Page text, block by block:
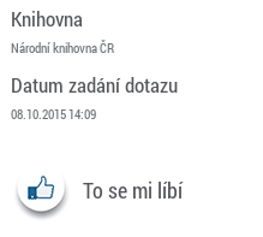
Knihovna
Národní knihovna ČR
Datum zadání dotazu
08.10.2015 14:09
To se mi líbí